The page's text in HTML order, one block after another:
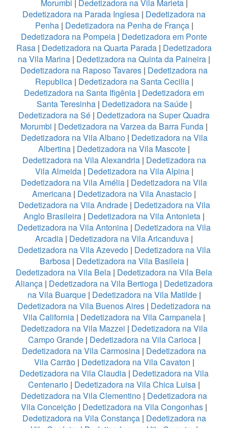
Morumbi | Dedetizadora na Vila Marieta|
Dedetizadora na Parada Inglesa | Dedetizadora na
Penha| Dedetizadora na Penha de França |
Dedetizadora na Pompeia | Dedetizadora em Ponte
Rasa | Dedetizadora na Quarta Parada | Dedetizadora
na Vila Marina | Dedetizadora na Quinta da Paineira |
Dedetizadora na Raposo Tavares | Dedetizadora na
Republica| Dedetizadora na Santa Cecilia|
Dedetizadora na Santa Ifigênia | Dedetizadora em
Santa Teresinha| Dedetizadora na Saúde|
Dedetizadora na Sé | Dedetizadora na Super Quadra
Morumbi | Dedetizadora na Varzea da Barra Funda |
Dedetizadora na Vila Albano| Dedetizadora na Vila
Albertina | Dedetizadora na Vila Mascote |
Dedetizadora na Vila Alexandria| Dedetizadora na
Vila Almeida | Dedetizadora na Vila Alpina |
Dedetizadora na Vila Amélia | Dedetizadora na Vila
Americana | Dedetizadora na Vila Anastacio |
Dedetizadora na Vila Andrade| Dedetizadora na Vila
Anglo Brasileira | Dedetizadora na Vila Antonieta |
Dedetizadora na Vila Antonina | Dedetizadora na Vila
Arcadia | Dedetizadora na Vila Aricanduva |
Dedetizadora na Vila Azevedo| Dedetizadora na Vila
Barbosa | Dedetizadora na Vila Basileia |
Dedetizadora na Vila Bela | Dedetizadora na Vila Bela
Aliança | Dedetizadora na Vila Bertioga | Dedetizadora
na Vila Buarque| Dedetizadora na Vila Matilde|
Dedetizadora na Vila Buenos Aires | Dedetizadora na
Vila California | Dedetizadora na Vila Campanela |
Dedetizadora na Vila Mazzei | Dedetizadora na Vila
Campo Grande| Dedetizadora na Vila Carioca|
Dedetizadora na Vila Carmosina | Dedetizadora na
Vila Carrão| Dedetizadora na Vila Cavaton |
Dedetizadora na Vila Claudia | Dedetizadora na Vila
Centenario | Dedetizadora na Vila Chica Luisa |
Dedetizadora na Vila Clementino | Dedetizadora na
Vila Conceição | Dedetizadora na Vila Congonhas |
Dedetizadora na Vila Constança| Dedetizadora na